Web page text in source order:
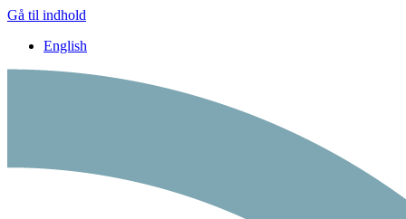
Gå til indhold
English